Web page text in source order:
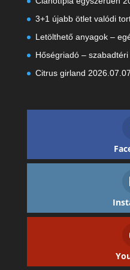
3+1 újabb ötlet valódi
Letölthető anyagok –
Hőségriadó –
Citrus girland